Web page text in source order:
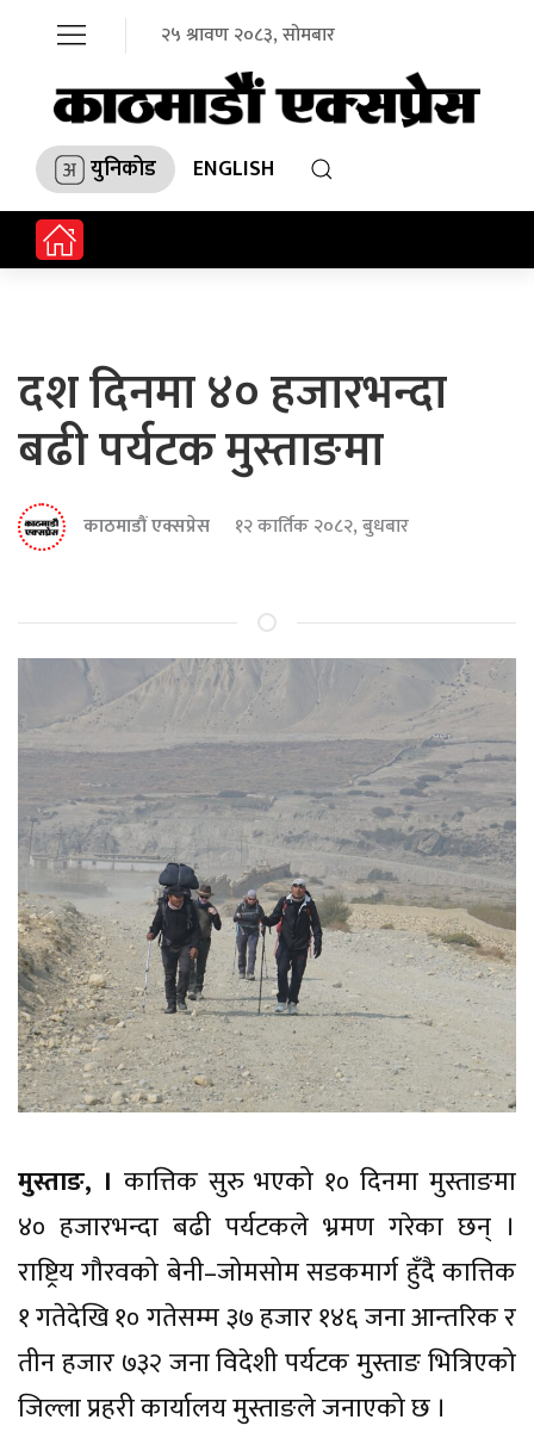
२५ श्रावण २०८३, सोमबार
युनिकोड ENGLISH
दश दिनमा ४० हजारभन्दा
बढी पर्यटक मुस्ताङमा
काठमाडौं एक्सप्रेस १२ कार्तिक २०८२, बुधबार
मुस्ताङ, । कात्तिक सुरु भएको १० दिनमा मुस्ताङमा
४० हजारभन्दा बढी पर्यटकले भ्रमण गरेका छन् ।
राष्ट्रिय गौरवको बेनी–जोमसोम सडकमार्ग हुँदै कात्तिक
१ गतेदेखि १० गतेसम्म ३७ हजार १४६ जना आन्तरिक र
तीन हजार ७३२ जना विदेशी पर्यटक मुस्ताङ भित्रिएको
जिल्ला प्रहरी कार्यालय मुस्ताङले जनाएको छ ।